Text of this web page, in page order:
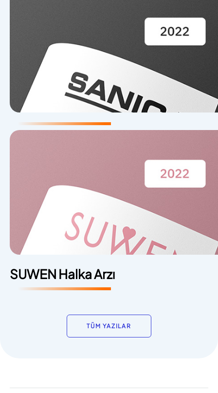
SUWEN Halka Arzı
TÜM YAZILAR